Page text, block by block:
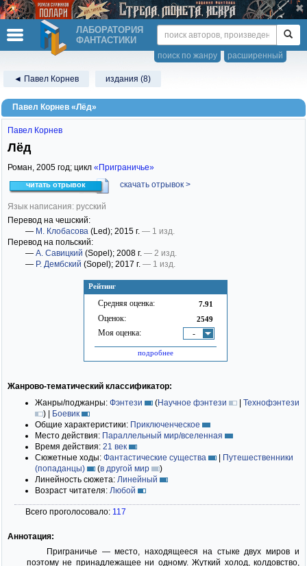
ЛАБОРАТОРИЯ
ФАНТАСТИКИ
расширенный
поиск по жанру
◄ Павел Корнев издания (8)
Павел Корнев «Лёд»
Рейтинг
Средняя оценка: 7.91
Оценок: 2549
Моя оценка: -
подробнее
Павел Корнев
Лёд
Роман, 2005 год; цикл «Приграничье»
читать отрывок скачать отрывок >
Язык написания: русский
Перевод на чешский:
— М. Клобасова (Led); 2015 г. — 1 изд.
Перевод на польский:
— А. Савицкий (Sopel); 2008 г. — 2 изд.
— Р. Дембский (Sopel); 2017 г. — 1 изд.
Жанрово-тематический классификатор:
Жанры/поджанры: Фэнтези (Научное фэнтези | Технофэнтези
) | Боевик
Общие характеристики: Приключенческое
Место действия: Параллельный мир/вселенная
Время действия: 21 век
Сюжетные ходы: Фантастические существа | Путешественники
(попаданцы)
(в другой мир
)
Линейность сюжета: Линейный
Возраст читателя: Любой
Всего проголосовало: 117
Аннотация:
Приграничье — место, находящееся на стыке двух миров и
поэтому не принадлежащее ни одному. Жуткий холод, колдовство,